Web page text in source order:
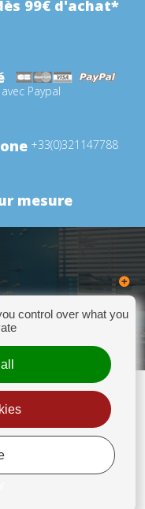
99€ d'achat*
Paypal
+33(0)321147788
mesure
: +33(0)3 21 14 77 88 - Fax:
control over what you